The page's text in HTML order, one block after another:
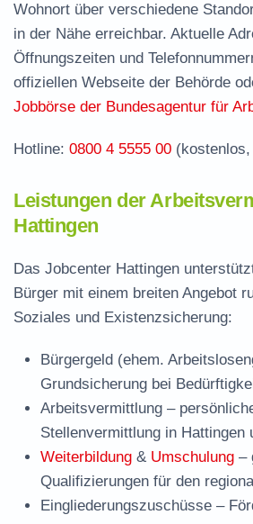
Jobcenter Ennepe-Ruhr-
Stelle
Stellenangebote und
Häufige Fragen rund ums
Wohnort über verschiedene
in der Nähe erreichbar. Aktuelle
Öffnungszeiten und
offiziellen Webseite der Behörde
Jobbörse der Bundesagentur für
Hotline: 0800 4 5555 00
Leistungen der
Hattingen
Das Jobcenter Hattingen
Bürger mit einem breiten Angebot
Soziales und Existenzsicherung:
Bürgergeld (ehem.
Grundsicherung bei
Arbeitsvermittlung –
Stellenvermittlung in Hattingen
Weiterbildung & Umschulung –
Qualifizierungen für den
Eingliederungszuschüsse –